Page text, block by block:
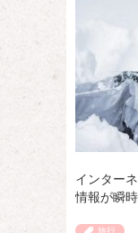
インター
情報が瞬
旅行